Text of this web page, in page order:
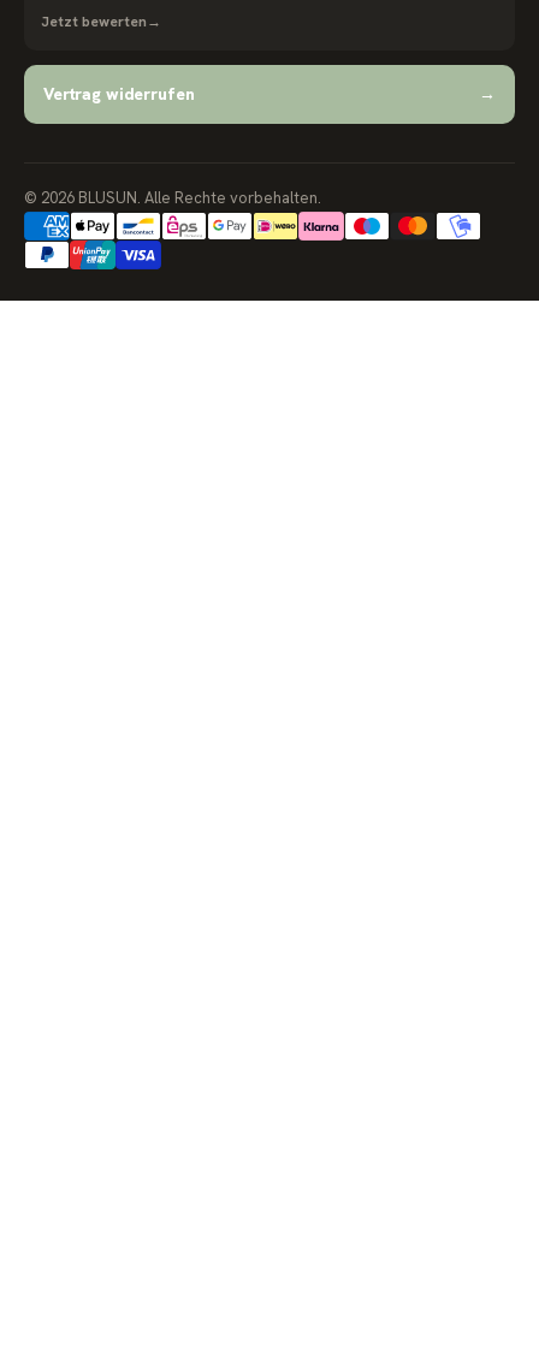
Jetzt bewerten→
Vertrag widerrufen →
© 2026 BLUSUN. Alle Rechte vorbehalten.